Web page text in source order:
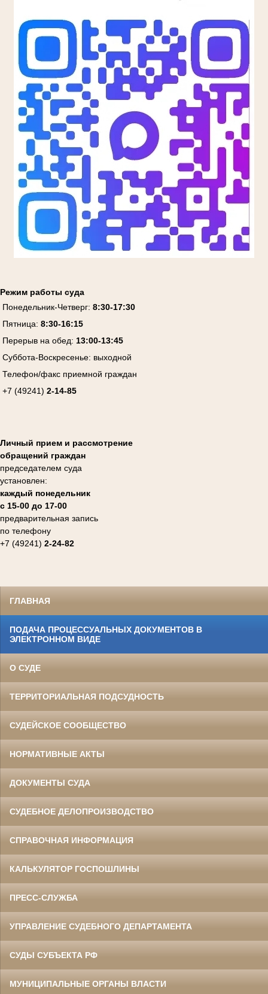
Режим работы суда
Понедельник-Четверг: 8:30-17:30
Пятница: 8:30-16:15
Перерыв на обед: 13:00-13:45
Суббота-Воскресенье: выходной
Телефон/факс приемной граждан
+7 (49241) 2-14-85
Личный прием и рассмотрение
обращений граждан
председателем суда
установлен:
каждый понедельник
с 15-00 до 17-00
предварительная запись
по телефону
+7 (49241) 2-24-82
ГЛАВНАЯ
ПОДАЧА ПРОЦЕССУАЛЬНЫХ ДОКУМЕНТОВ В
ЭЛЕКТРОННОМ ВИДЕ
О СУДЕ
ТЕРРИТОРИАЛЬНАЯ ПОДСУДНОСТЬ
СУДЕЙСКОЕ СООБЩЕСТВО
НОРМАТИВНЫЕ АКТЫ
ДОКУМЕНТЫ СУДА
СУДЕБНОЕ ДЕЛОПРОИЗВОДСТВО
СПРАВОЧНАЯ ИНФОРМАЦИЯ
КАЛЬКУЛЯТОР ГОСПОШЛИНЫ
ПРЕСС-СЛУЖБА
УПРАВЛЕНИЕ СУДЕБНОГО ДЕПАРТАМЕНТА
СУДЫ СУБЪЕКТА РФ
МУНИЦИПАЛЬНЫЕ ОРГАНЫ ВЛАСТИ